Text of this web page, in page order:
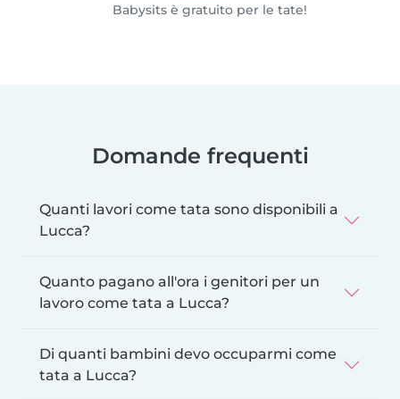
Babysits è gratuito per le tate!
Domande frequenti
Quanti lavori come tata sono disponibili a
Lucca?
Quanto pagano all'ora i genitori per un
lavoro come tata a Lucca?
Di quanti bambini devo occuparmi come
tata a Lucca?